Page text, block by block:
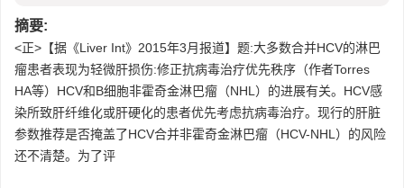
摘要:
<正>【据《Liver Int》2015年3月报道】题:大多数合并HCV的淋巴
瘤患者表现为轻微肝损伤:修正抗病毒治疗优先秩序（作者Torres
HA等）HCV和B细胞非霍奇金淋巴瘤（NHL）的进展有关。HCV感
染所致肝纤维化或肝硬化的患者优先考虑抗病毒治疗。现行的肝脏
参数推荐是否掩盖了HCV合并非霍奇金淋巴瘤（HCV-NHL）的风险
还不清楚。为了评